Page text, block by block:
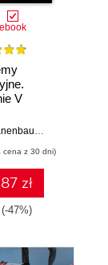
ebook
V
Andrew S. Tanenbaum,
cena z 30 dni)
zł
(-47%)